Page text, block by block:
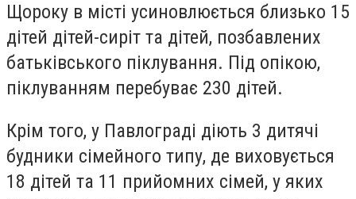
Щороку в місті усиновлюється близько 15
дітей дітей-сиріт та дітей, позбавлених
батьківського піклування. Під опікою,
піклуванням перебуває 230 дітей.
Крім того, у Павлограді діють 3 дитячі
будники сімейного типу, де виховується
18 дітей та 11 прийомних сімей, у яких